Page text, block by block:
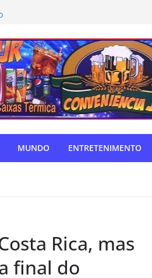
de Novo
aprova isenção
farão
palavras
Câmara em
MUNDO ENTRETENIMENTO
Rica, mas
final do